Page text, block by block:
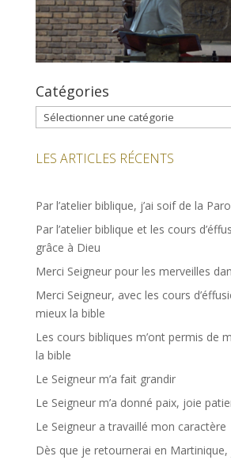
Catégories
Catégories
LES ARTICLES RÉCENTS
Par l’atelier biblique, j’ai soif de la
Par l’atelier biblique et les cours
grâce à Dieu
Merci Seigneur pour les merveilles
Merci Seigneur, avec les cours
mieux la bible
Les cours bibliques m’ont permis de
la bible
Le Seigneur m’a fait grandir
Le Seigneur m’a donné paix, joie
Le Seigneur a travaillé mon caractère
Dès que je retournerai en